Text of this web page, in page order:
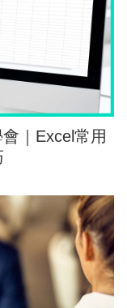
｜Excel常用